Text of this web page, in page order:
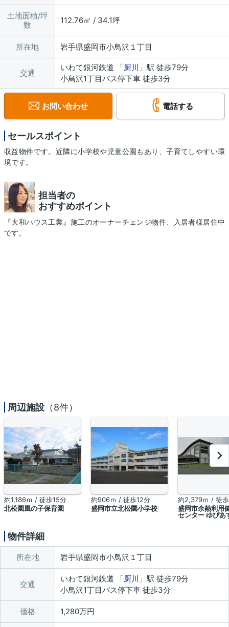
土地面積/坪
数
112.76㎡ / 34.1坪
所在地 岩手県盛岡市小鳥沢１丁目
交通
いわて銀河鉄道 「厨川 」駅 徒歩79分
小鳥沢1丁目バス停下車 徒歩3分
お問い合わせ 電話する
セールスポイント
収益物件です。近隣に小学校や児童公園もあり、子育てしやすい環
境です。
担当者の
おすすめポイント
『大和ハウス工業』施工のオーナーチェンジ物件、入居者様居住中
です。
周辺施設 （8件）
約1,186ｍ / 徒歩15分
北松園風の子保育園
約906ｍ / 徒歩12分
盛岡市立北松園小学校
約2,379ｍ / 徒
盛岡市余熱利用
センター ゆぴあ
物件詳細
所在地 岩手県盛岡市小鳥沢１丁目
交通
いわて銀河鉄道 「厨川 」駅 徒歩79分
小鳥沢1丁目バス停下車 徒歩3分
価格 1,280万円